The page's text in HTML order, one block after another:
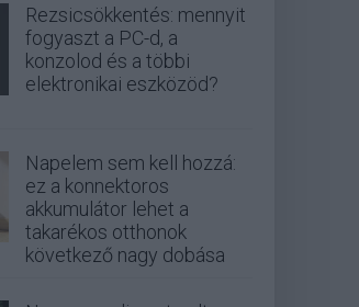
Rezsicsökkentés: mennyit
fogyaszt a PC-d, a
konzolod és a többi
elektronikai eszközöd?
Napelem sem kell hozzá:
ez a konnektoros
akkumulátor lehet a
takarékos otthonok
következő nagy dobása